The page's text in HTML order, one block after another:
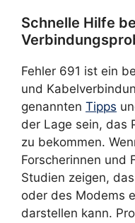
Schnelle Hilfe
Fehler 691 ist ein
und
genannten Tipps
der Lage sein, das
zu bekommen.
Forscherinnen und
Studien zeigen,
oder des Modems
darstellen kann.